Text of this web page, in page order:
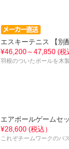
エスキーテニス 【別
¥46,200～47,850 (税
羽根のついたボールを木
エアボールゲームセ
¥28,600 (税込）
これぞチームワークのパ